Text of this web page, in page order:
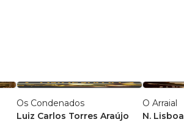
Os Condenados
Luiz Carlos Torres Araújo
O Arraial
N. Lisboa